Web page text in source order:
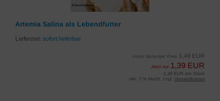
Artemia Salina als Lebendfutter
Lieferzeit: sofort lieferbar
Unser bisheriger Preis 1,49 EUR
Jetzt nur 1,39 EUR
1,39 EUR pro Stück
inkl. 7 % MwSt. zzgl. Versandkosten